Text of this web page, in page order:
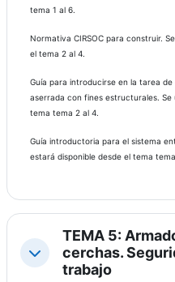
tema 1 al 6.
Normativa CIRSOC para construir.
el tema 2 al 4.
Guía para introducirse en la tarea
aserrada con fines estructurales.
tema tema 2 al 4.
Guía introductoria para el sistema
estará disponible desde el tema
Contraer
TEMA 5:
cerchas.
trabajo